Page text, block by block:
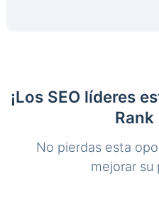
¡Los SEO líderes
No pierdas esta
mejorar su